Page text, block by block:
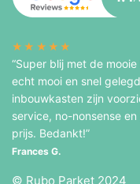
★★★★★
“Super blij met de
echt mooi en snel
inbouwkasten zijn
service, no-nonsense
prijs. Bedankt!”
Frances G.
© Rubo Parket 2024